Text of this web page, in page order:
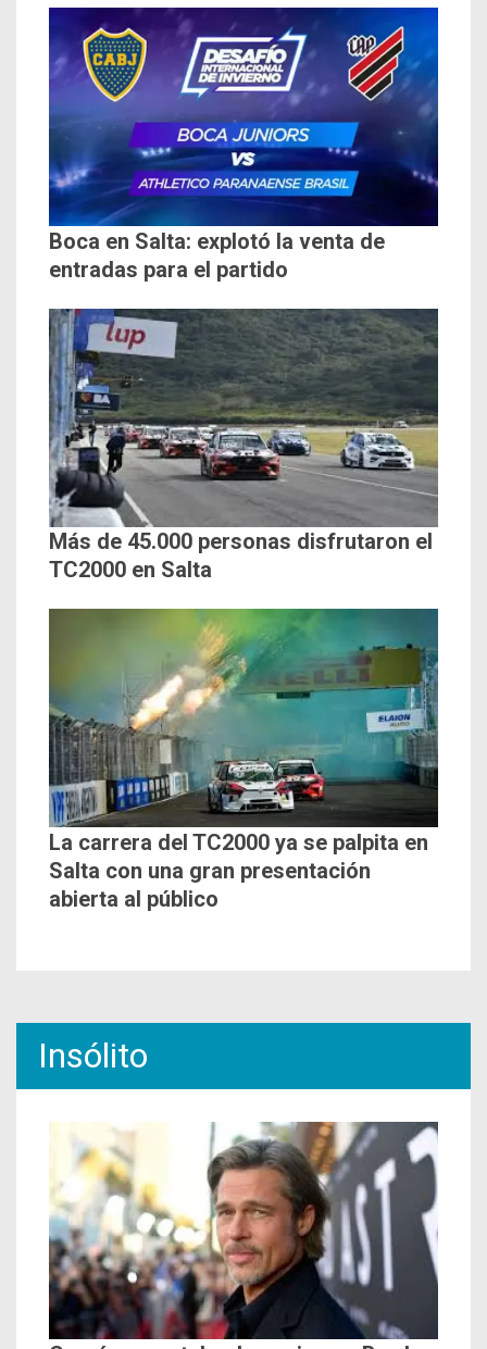
Boca en Salta: explotó la venta de
entradas para el partido
Más de 45.000 personas disfrutaron el
TC2000 en Salta
La carrera del TC2000 ya se palpita en
Salta con una gran presentación
abierta al público
Insólito